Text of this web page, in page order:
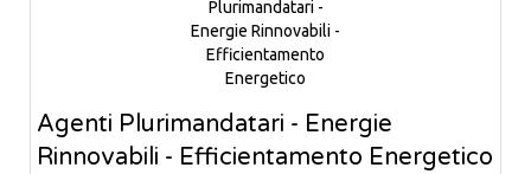
Agenti Plurimandatari - Energie
Rinnovabili - Efficientamento Energetico